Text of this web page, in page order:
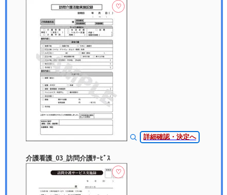
♡
詳細確認・決定へ
介護看護_03_訪問介護ｻｰﾋﾞｽ
♡